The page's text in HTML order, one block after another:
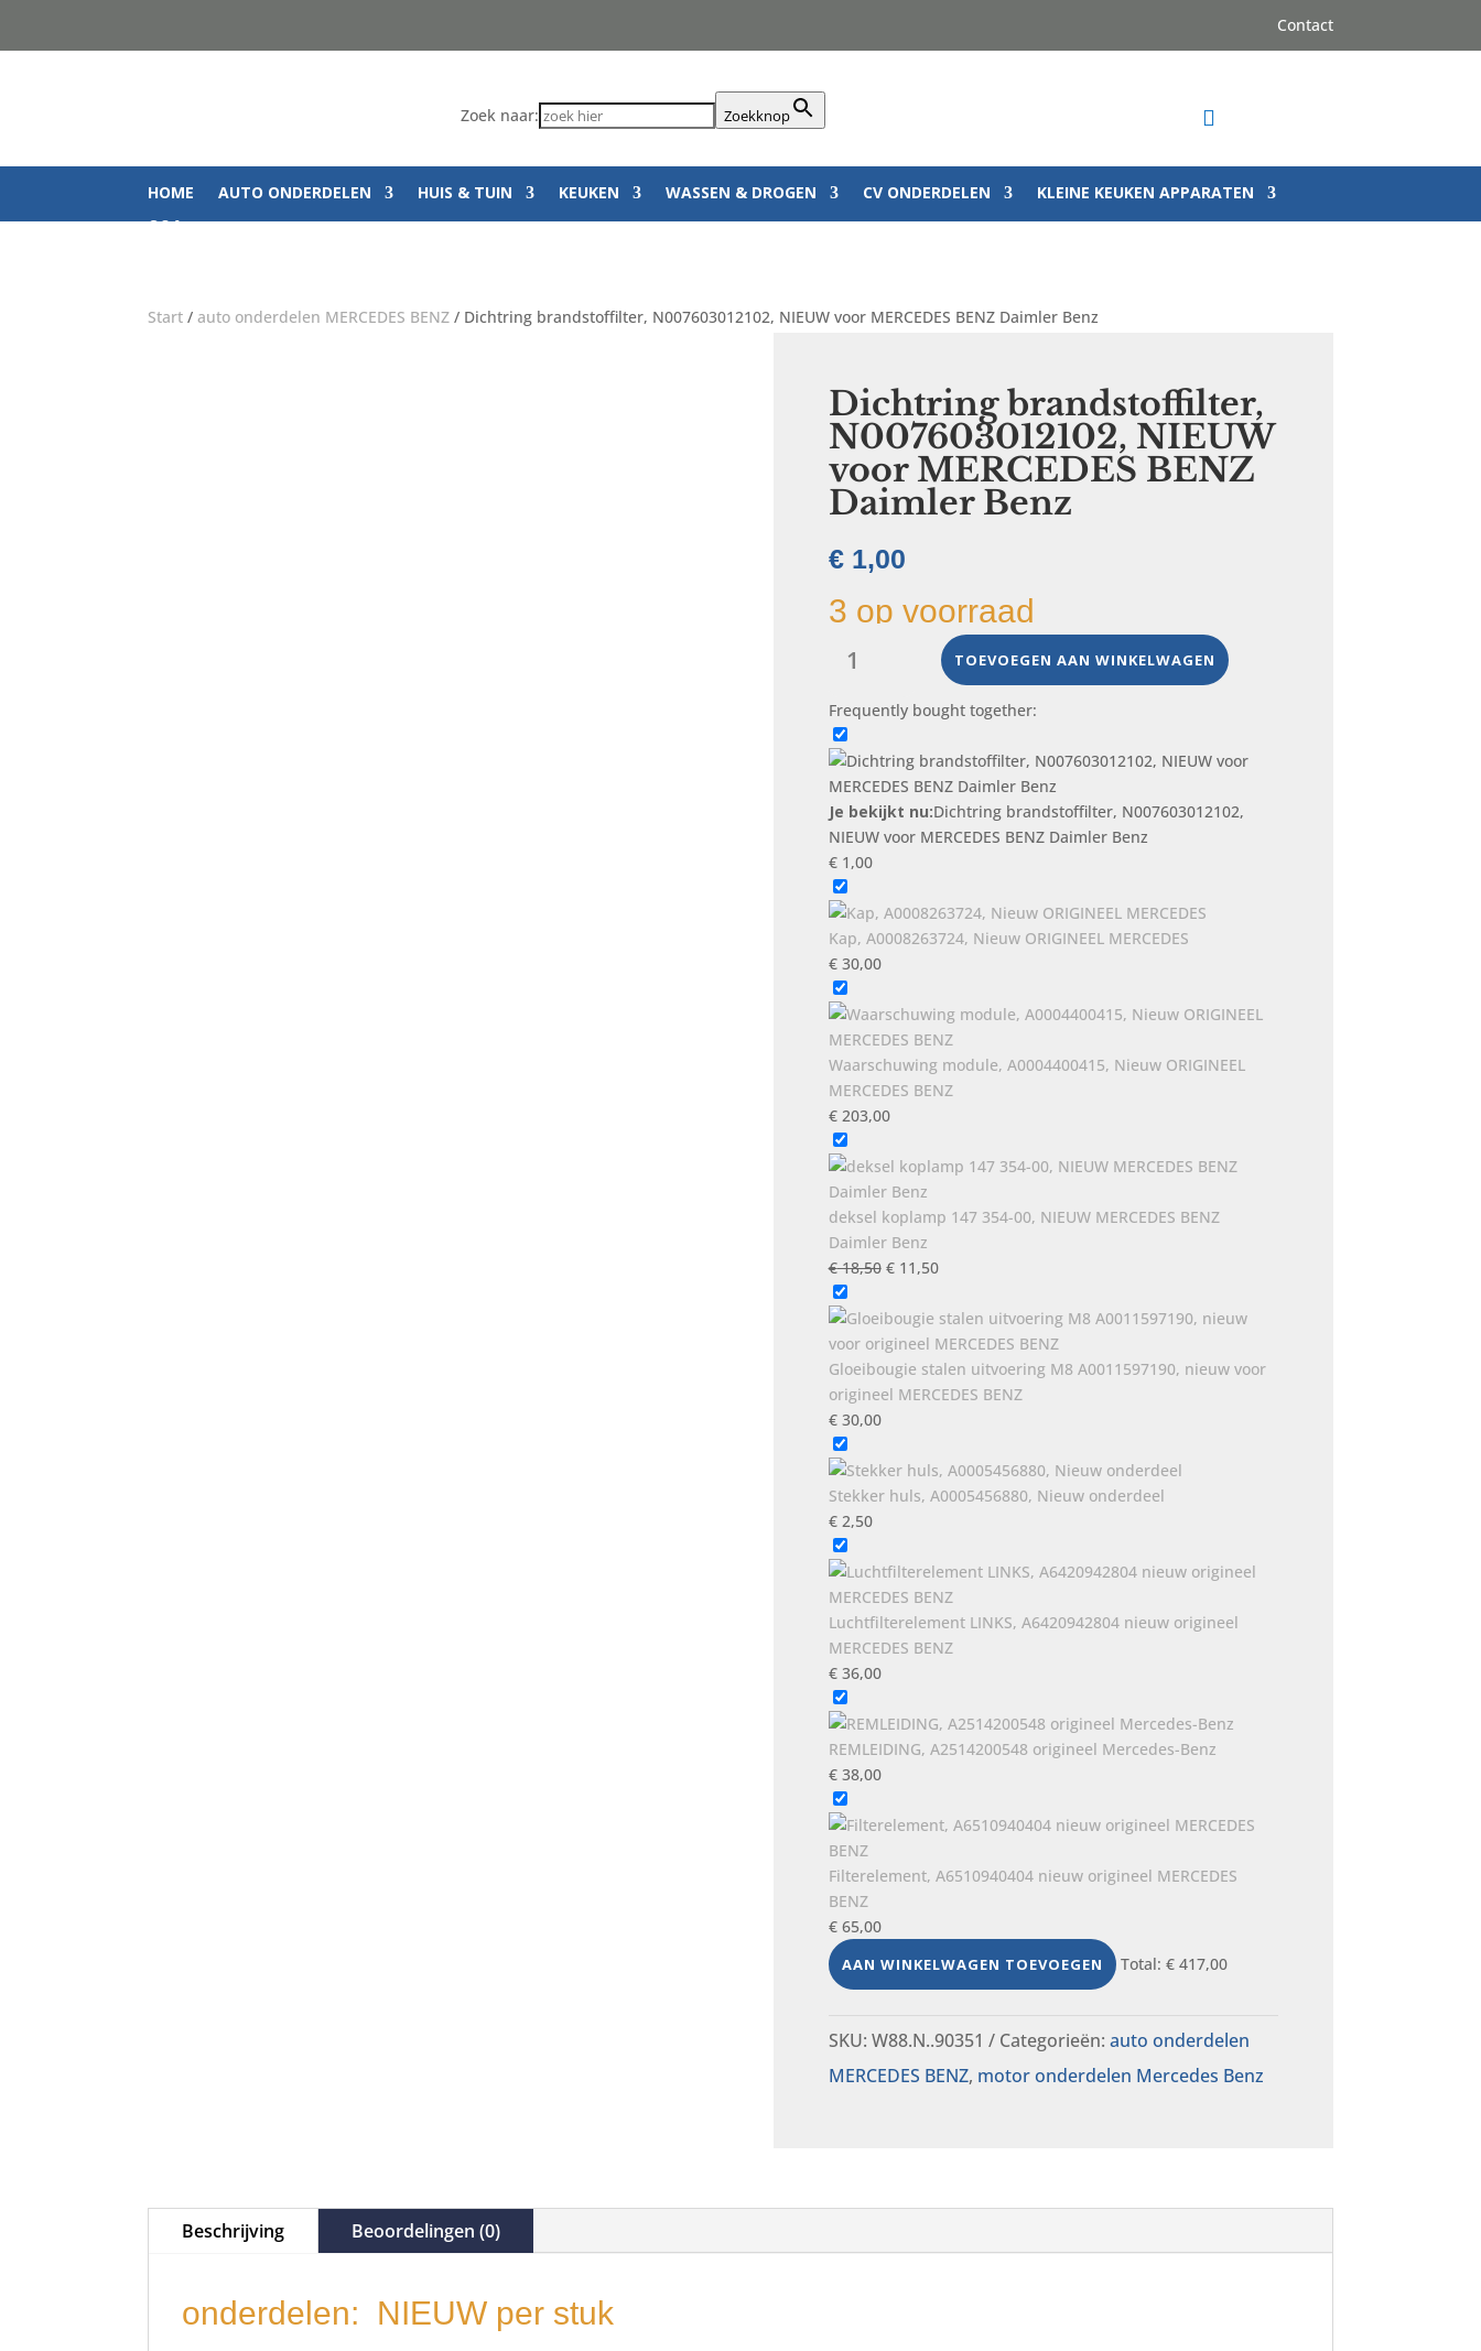
Contact
Zoek naar: Zoekknop 
HOME AUTO ONDERDELEN HUIS & TUIN KEUKEN WASSEN & DROGEN CV ONDERDELEN
KLEINE KEUKEN APPARATEN
Q&A
Start /auto onderdelen MERCEDES BENZ / Dichtring brandstoffilter, N007603012102, NIEUW voor MERCEDES BENZ Daimler Benz
Dichtring brandstoffilter,
N007603012102, NIEUW
voor MERCEDES BENZ
Daimler Benz
€1,00
3 op voorraad
brandstoffilter,
N007603012102,
NIEUW
voor
MERCEDES
BENZ
Daimler
Benz
aantal
TOEVOEGEN AAN WINKELWAGEN
Frequently bought together:
Je bekijkt nu:Dichtring brandstoffilter, N007603012102,
NIEUW voor MERCEDES BENZ Daimler Benz
€1,00
Kap, A0008263724, Nieuw ORIGINEEL MERCEDES
€30,00
Waarschuwing module, A0004400415, Nieuw ORIGINEEL
MERCEDES BENZ
€203,00
deksel koplamp 147 354-00, NIEUW MERCEDES BENZ
Daimler Benz
€18,50 Oorspronkelijke
was:
€ 18,50.
€11,50Huidige
is:
€ 11,50.
Gloeibougie stalen uitvoering M8 A0011597190, nieuw voor
origineel MERCEDES BENZ
€30,00
Stekker huls, A0005456880, Nieuw onderdeel
€2,50
Luchtfilterelement LINKS, A6420942804 nieuw origineel
MERCEDES BENZ
€36,00
REMLEIDING, A2514200548 origineel Mercedes-Benz
€38,00
Filterelement, A6510940404 nieuw origineel MERCEDES
BENZ
€65,00
AAN WINKELWAGEN TOEVOEGEN Total: €417,00
SKU: W88.N..90351 Categorieën: auto onderdelen
MERCEDES BENZ, motor onderdelen Mercedes Benz
Beschrijving Beoordelingen (0)
onderdelen: NIEUW per stuk